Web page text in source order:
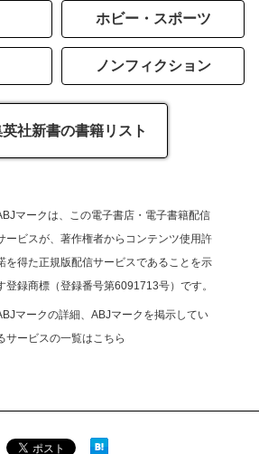
ホビー・スポーツ
ノンフィクション
社新書の書籍リスト
マークは、この電子書店・電子書籍配信
ービスが、著作権者からコンテンツ使用許
を得た正規版配信サービスであることを示
登録商標（登録番号第6091713号）です。
マークの詳細、ABJマークを掲示してい
サービスの一覧はこちら